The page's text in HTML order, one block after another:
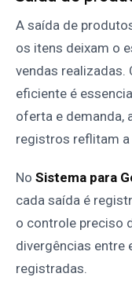
A saída de
os itens deixam o
vendas
eficiente é
oferta e demanda,
registros reflitam a
No Sistema para
cada saída é
o controle preciso
divergências
registradas.